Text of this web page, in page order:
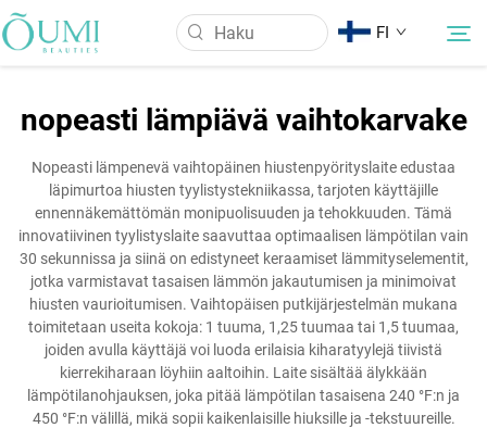
FI
Tietoa meistä
Tuotteet
Uutiset
Käyttö
Ota Yhteyttä
nopeasti lämpiävä vaihtokarvake
Nopeasti lämpenevä vaihtopäinen hiustenpyörityslaite edustaa
läpimurtoa hiusten tyylistystekniikassa, tarjoten käyttäjille
ennennäkemättömän monipuolisuuden ja tehokkuuden. Tämä
innovatiivinen tyylistyslaite saavuttaa optimaalisen lämpötilan vain
30 sekunnissa ja siinä on edistyneet keraamiset lämmityselementit,
jotka varmistavat tasaisen lämmön jakautumisen ja minimoivat
hiusten vaurioitumisen. Vaihtopäisen putkijärjestelmän mukana
toimitetaan useita kokoja: 1 tuuma, 1,25 tuumaa tai 1,5 tuumaa,
joiden avulla käyttäjä voi luoda erilaisia kiharatyylejä tiivistä
kierrekiharaan löyhiin aaltoihin. Laite sisältää älykkään
lämpötilanohjauksen, joka pitää lämpötilan tasaisena 240 °F:n ja
450 °F:n välillä, mikä sopii kaikenlaisille hiuksille ja -tekstuureille.